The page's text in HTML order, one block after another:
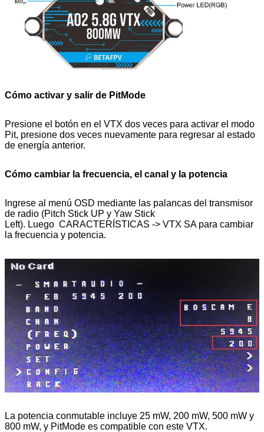
Cómo activar y salir de PitMode
Presione el botón en el VTX dos veces para activar el modo
Pit, presione dos veces nuevamente para regresar al estado
de energía anterior.
Cómo cambiar la frecuencia, el canal y la potencia
Ingrese al menú OSD mediante las palancas del transmisor
de radio (Pitch Stick UP y Yaw Stick
Left). Luego CARACTERÍSTICAS -> VTX SA para cambiar
la frecuencia y potencia.
La potencia conmutable incluye 25 mW, 200 mW, 500 mW y
800 mW, y PitMode es compatible con este VTX.